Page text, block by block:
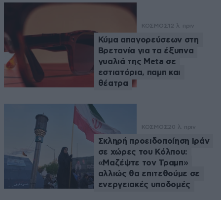
ΚΟΣΜΟΣ 12 λ. πριν
Κύμα απαγορεύσεων στη
Βρετανία για τα έξυπνα
γυαλιά της Meta σε
εστιατόρια, παμπ και
θέατρα
ΚΟΣΜΟΣ20 λ. πριν
Σκληρή προειδοποίηση Ιράν
σε χώρες του Κόλπου:
«Μαζέψτε τον Τραμπ»
αλλιώς θα επιτεθούμε σε
ενεργειακές υποδομές